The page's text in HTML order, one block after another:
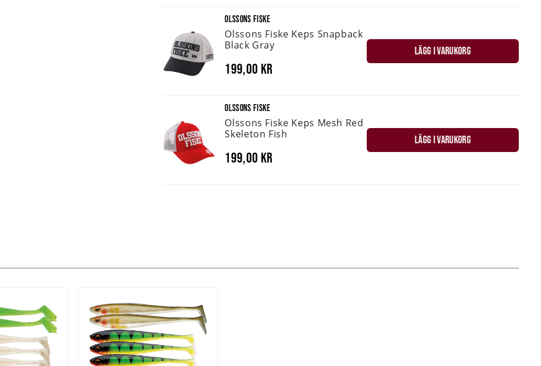
OLSSONS FISKE
Olssons Fiske Keps Snapback
Black Gray
199,00 kr
LÄGG I VARUKORG
OLSSONS FISKE
Olssons Fiske Keps Mesh Red
Skeleton Fish
199,00 kr
LÄGG I VARUKORG